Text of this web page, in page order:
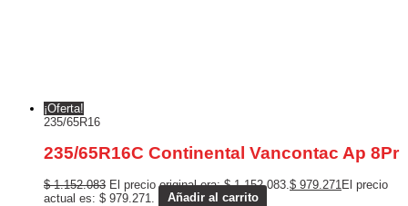
¡Oferta!
235/65R16
235/65R16C Continental Vancontac Ap 8Pr
$1.152.083 El precio original era: $ 1.152.083. $ 979.271 El precio
actual es: $ 979.271.
Añadir al carrito